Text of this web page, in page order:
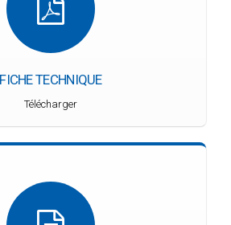
FICHE TECHNIQUE
Télécharger